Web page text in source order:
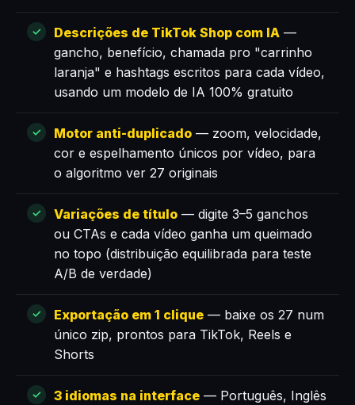
Descrições de TikTok Shop com IA —
gancho, benefício, chamada pro "carrinho
laranja" e hashtags escritos para cada vídeo,
usando um modelo de IA 100% gratuito
Motor anti-duplicado — zoom, velocidade,
cor e espelhamento únicos por vídeo, para
o algoritmo ver 27 originais
Variações de título — digite 3–5 ganchos
ou CTAs e cada vídeo ganha um queimado
no topo (distribuição equilibrada para teste
A/B de verdade)
Exportação em 1 clique — baixe os 27 num
único zip, prontos para TikTok, Reels e
Shorts
3 idiomas na interface — Português, Inglês